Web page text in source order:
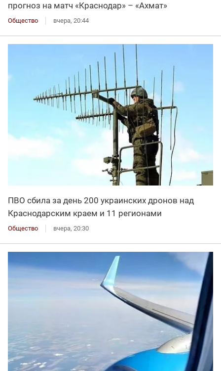
прогноз на матч «Краснодар» – «Ахмат»
Общество вчера, 20:44
ПВО сбила за день 200 украинских дронов над
Краснодарским краем и 11 регионами
Общество вчера, 20:30